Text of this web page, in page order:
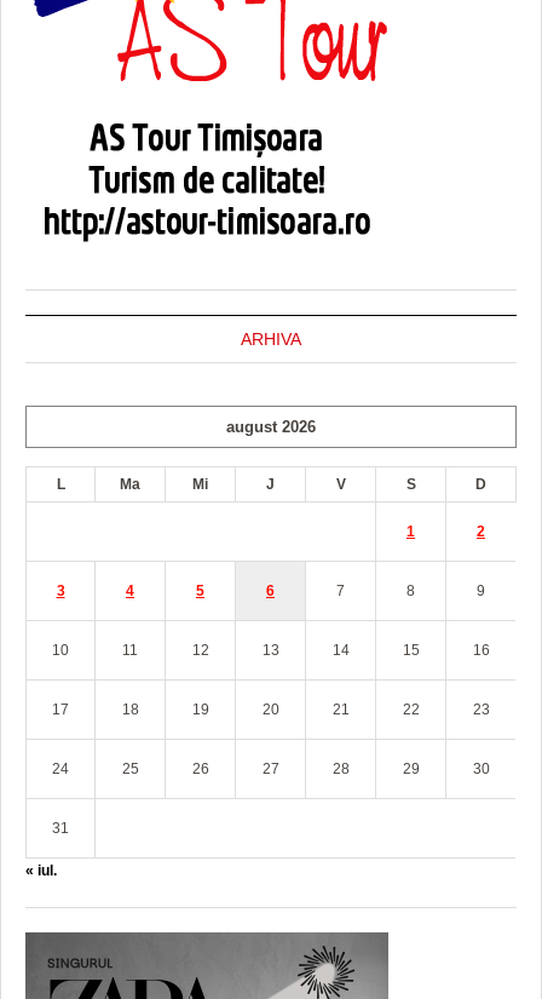
ARHIVA
august 2026
L Ma Mi J V S D
1 2
3 4 5 6 7 8 9
10 11 12 13 14 15 16
17 18 19 20 21 22 23
24 25 26 27 28 29 30
31
« iul.